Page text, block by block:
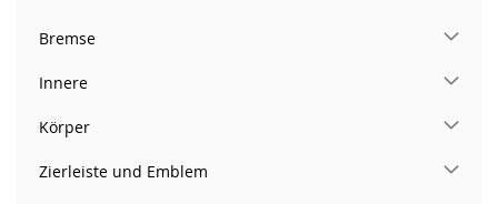
Bremse
Innere
Körper
Zierleiste und Emblem